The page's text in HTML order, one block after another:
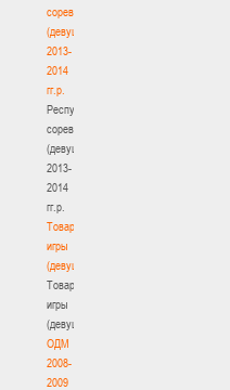
соревнования
(девушки)
2013-
2014
гг.р.
Республиканские
соревнования
(девушки)
2013-
2014
гг.р.
Товарищеские
игры
(девушки)
Товарищеские
игры
(девушки)
ОДМ
2008-
2009